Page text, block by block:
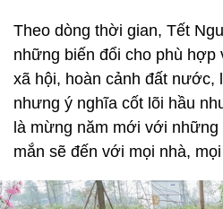
Theo dòng thời gian, Tết
những biến đổi cho phù hợp
xã hội, hoàn cảnh đất nước,
nhưng ý nghĩa cốt lõi hầu
là mừng năm mới với những
mắn sẽ đến với mọi nhà,